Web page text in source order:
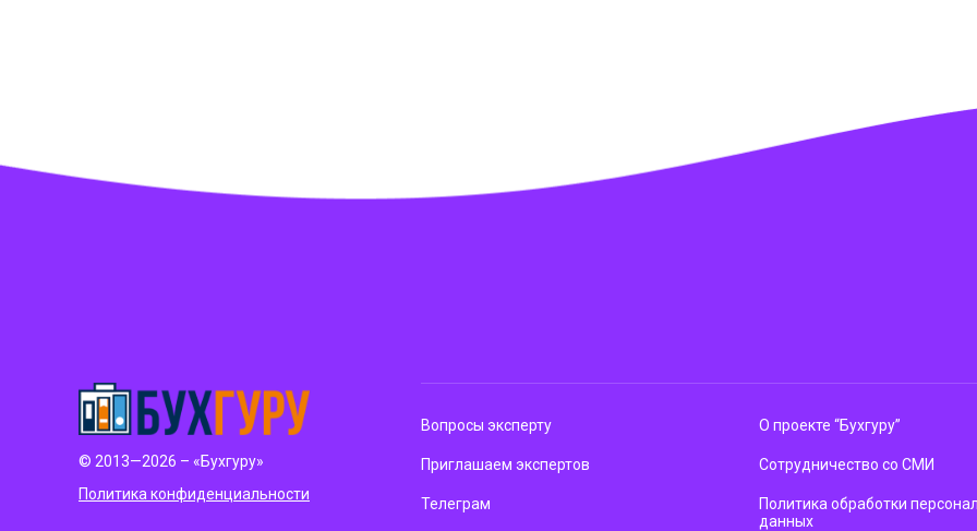
© 2013—2026 – «Бухгуру»
Политика конфиденциальности
Вопросы эксперту
Приглашаем экспертов
Телеграм
О проекте “Бухгуру”
Сотрудничество со СМИ
Политика обработки
данных